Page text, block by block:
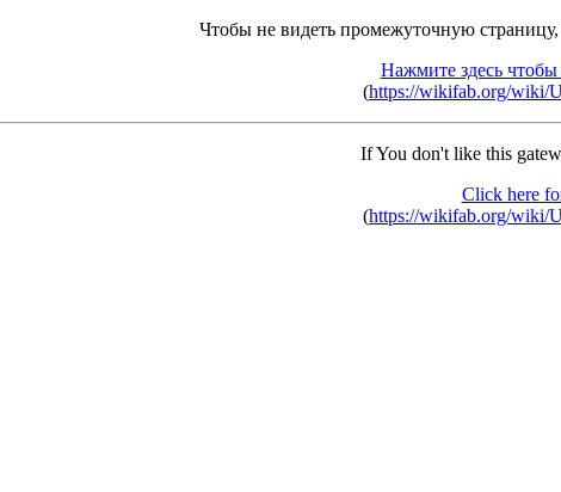
Чтобы не видеть промежуточную
Нажмите здесь
(https://wikifab.org/wiki/
If You don't like this
Click here
(https://wikifab.org/wiki/